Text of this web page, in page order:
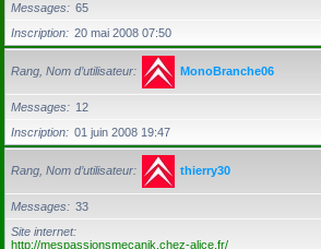
Messages
65
Inscription
20 mai 2008 07:50
Rang, Nom d’utilisateur MonoBranche06
Messages
12
Inscription
01 juin 2008 19:47
Rang, Nom d’utilisateur thierry30
Messages
33
Site internet
http://mespassionsmecanik.chez-alice.fr/